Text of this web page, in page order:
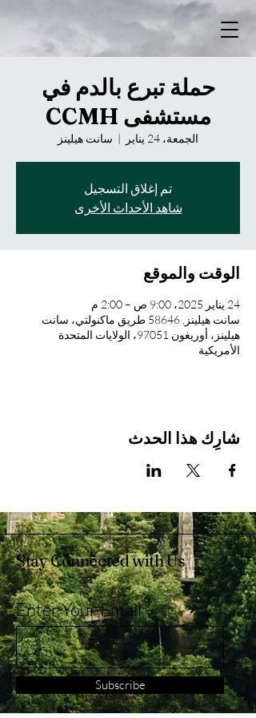
حملة تبرع بالدم في
مستشفى CCMH
الجمعة، 24 يناير
  |
سانت هيلينز
تم إغلاق التسجيل
شاهد الأحداث الأخرى
الوقت والموقع
24 يناير 2025، 9:00 ص – 2:00 م
سانت هيلينز, 58646 طريق ماكنولتي، سانت
هيلينز، أوريغون 97051، الولايات المتحدة
الأمريكية
شارِك هذا الحدث
Stay Connected with Us
Enter Your Email
Subscribe